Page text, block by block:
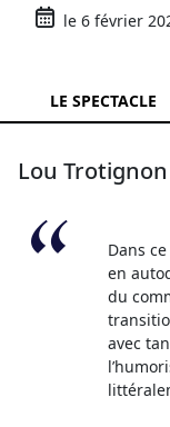
le 6 février
LE SPECTACLE
Lou
Dans
en
du
avec